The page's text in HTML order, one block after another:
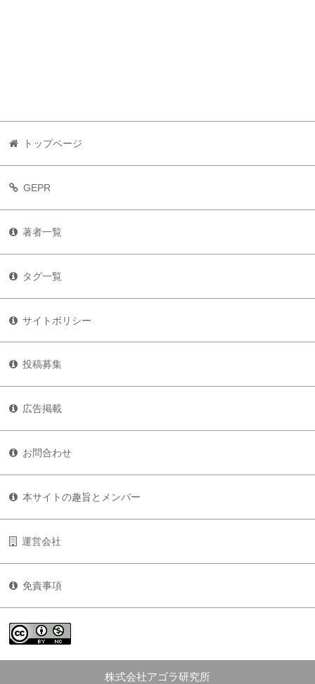
トップページ
GEPR
著者一覧
タグ一覧
サイトポリシー
投稿募集
広告掲載
お問合わせ
本サイトの趣旨とメンバー
運営会社
免責事項
株式会社アゴラ研究所